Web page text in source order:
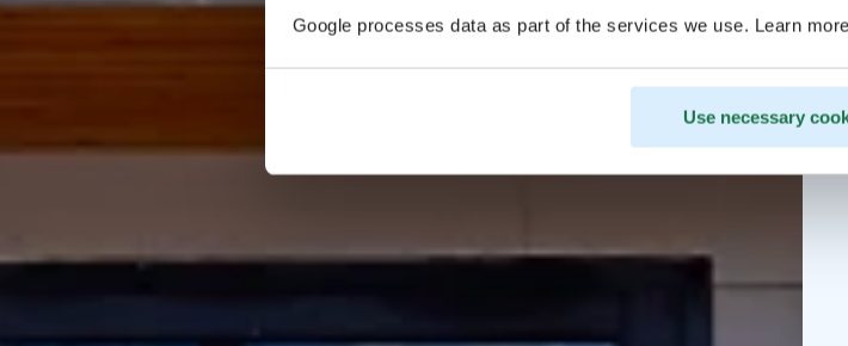
Google processes data as part of the services we use. Learn
Use necessary